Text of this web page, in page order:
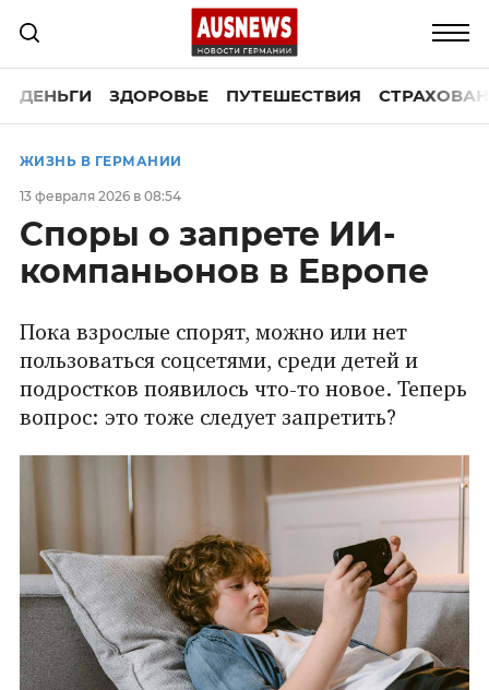
ДЕНЬГИ ЗДОРОВЬЕ ПУТЕШЕСТВИЯ
ЖИЗНЬ В ГЕРМАНИИ
13 февраля 2026 в 08:54
Споры о запрете ИИ-
компаньонов в Европе
Пока взрослые спорят, можно или нет
пользоваться соцсетями, среди детей и
подростков появилось что-то новое. Теперь
вопрос: это тоже следует запретить?